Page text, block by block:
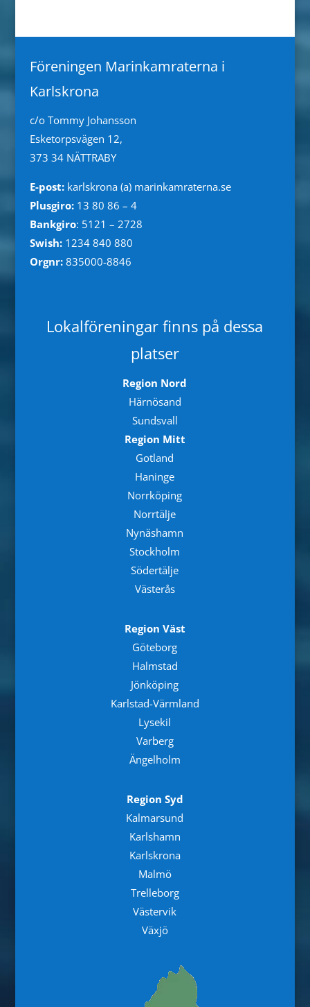
Föreningen Marinkamraterna i
Karlskrona
c/o Tommy Johansson
Esketorpsvägen 12,
373 34 NÄTTRABY
E-post:karlskrona (a) marinkamraterna.se
Plusgiro:13 80 86 – 4
Bankgiro: 5121 – 2728
Swish:1234 840 880
Orgnr: 835000-8846
Lokalföreningar finns på dessa
platser
Region Nord
Härnösand
Sundsvall
Region Mitt
Gotland
Haninge
Norrköping
Norrtälje
Nynäshamn
Stockholm
Södertälje
Västerås
Region Väst
Göteborg
Halmstad
Jönköping
Karlstad-Värmland
Lysekil
Varberg
Ängelholm
Region Syd
Kalmarsund
Karlshamn
Karlskrona
Malmö
Trelleborg
Västervik
Växjö